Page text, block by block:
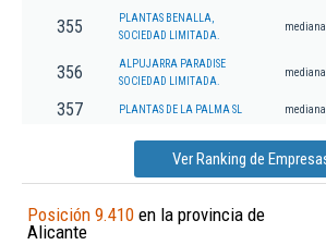
355
PLANTAS BENALLA,
SOCIEDAD LIMITADA.
mediana
356
ALPUJARRA PARADISE
SOCIEDAD LIMITADA.
mediana
357 PLANTAS DE LA PALMA SL mediana
Ver Ranking de
Posición 9.410 en la provincia de
Alicante